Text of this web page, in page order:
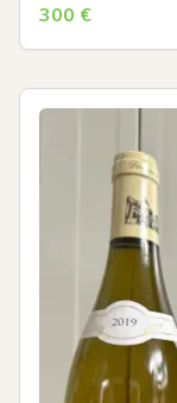
300 €